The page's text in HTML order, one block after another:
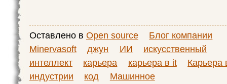
Оставлено в Open source
Блог компании
Minervasoft
джун ИИ
искусственный
интеллект
карьера карьера в it
Карьера
индустрии
код
Машинное